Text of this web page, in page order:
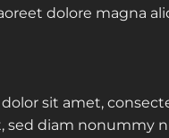
dolore magna
sit amet,
sed diam nonummy